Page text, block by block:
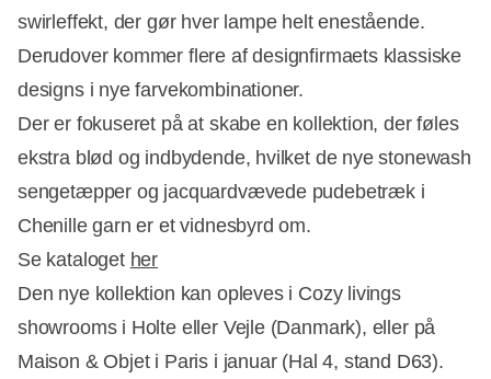
swirleffekt, der gør hver lampe helt enestående.
Derudover kommer flere af designfirmaets klassiske
designs i nye farvekombinationer.
Der er fokuseret på at skabe en kollektion, der føles
ekstra blød og indbydende, hvilket de nye stonewash
sengetæpper og jacquardvævede pudebetræk i
Chenille garn er et vidnesbyrd om.
Se kataloget her
Den nye kollektion kan opleves i Cozy livings
showrooms i Holte eller Vejle (Danmark), eller på
Maison & Objet i Paris i januar (Hal 4, stand D63).